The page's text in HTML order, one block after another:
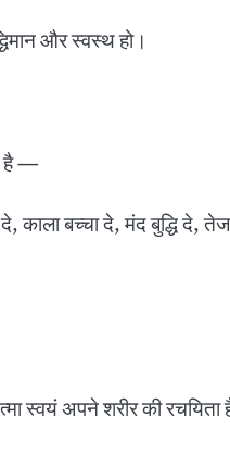
और स्वस्थ हो।
है —
काला बच्चा दे, मंद बुद्धि दे, तेज
स्वयं अपने शरीर की रचयिता